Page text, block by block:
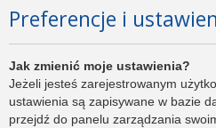
Preferencje i
Jak zmienić moje ustawienia?
Jeżeli jesteś zarejestrowanym
ustawienia są zapisywane w bazie
przejdź do panelu zarządzania